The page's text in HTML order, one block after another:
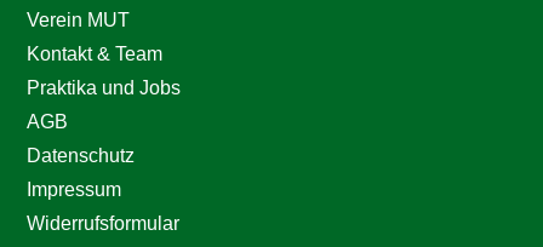
Verein MUT
Kontakt & Team
Praktika und Jobs
AGB
Datenschutz
Impressum
Widerrufsformular